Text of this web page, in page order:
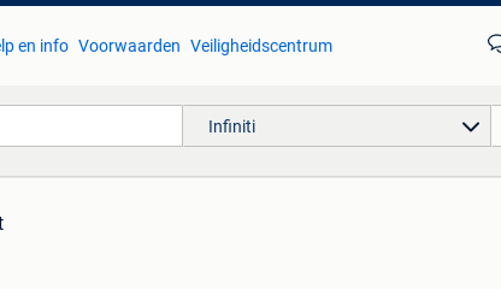
en info Voorwaarden Veiligheidscentrum
Infiniti